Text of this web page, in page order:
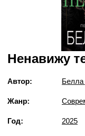
Ненавижу
Автор:
Жанр:
Год: 2025